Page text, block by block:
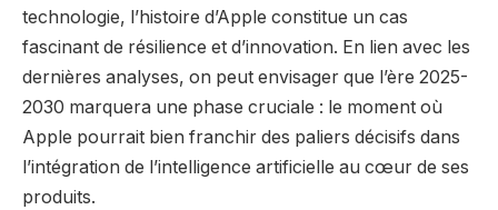
technologie, l’histoire d’Apple constitue un cas
fascinant de résilience et d’innovation. En lien avec les
dernières analyses, on peut envisager que l’ère 2025-
2030 marquera une phase cruciale : le moment où
Apple pourrait bien franchir des paliers décisifs dans
l’intégration de l’intelligence artificielle au cœur de ses
produits.